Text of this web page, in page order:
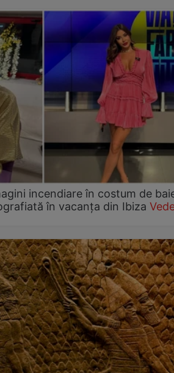
incendiare în costum de
în vacanța din Ibiza